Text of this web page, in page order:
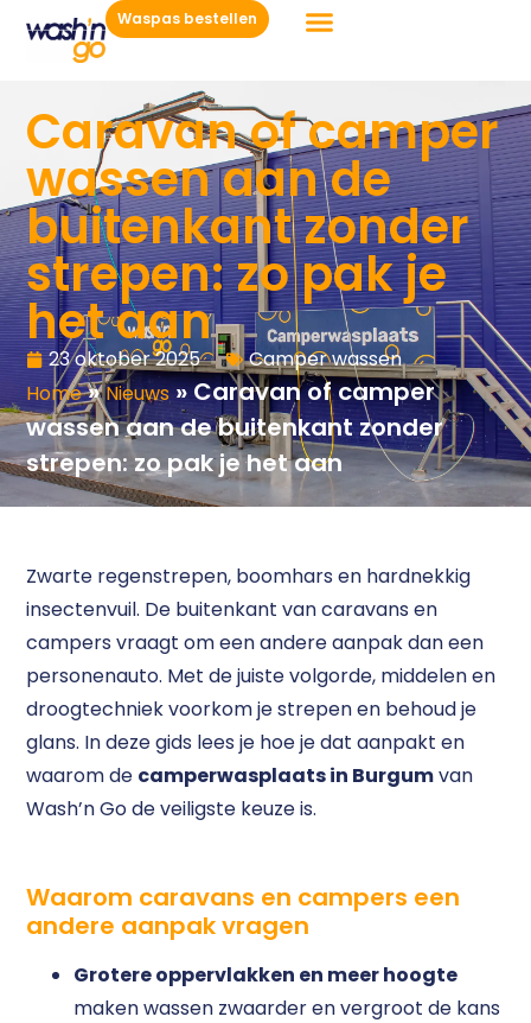
Waspas bestellen
Caravan of camper
wassen aan de
buitenkant zonder
strepen: zo pak je
het aan
23 oktober 2025
Camper wassen
Home»Nieuws»Caravan of camper
wassen aan de buitenkant zonder
strepen: zo pak je het aan
Zwarte regenstrepen, boomhars en hardnekkig
insectenvuil. De buitenkant van caravans en
campers vraagt om een andere aanpak dan een
personenauto. Met de juiste volgorde, middelen en
droogtechniek voorkom je strepen en behoud je
glans. In deze gids lees je hoe je dat aanpakt en
waarom de camperwasplaats in Burgumvan
Wash’n Go de veiligste keuze is.
Waarom caravans en campers een
andere aanpak vragen
Grotere oppervlakken en meer hoogte
maken wassen zwaarder en vergroot de kans